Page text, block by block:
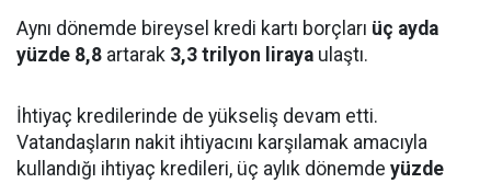
Aynı dönemde bireysel kredi kartı borçları üç ayda
yüzde 8,8 artarak 3,3 trilyon liraya ulaştı.
İhtiyaç kredilerinde de yükseliş devam etti.
Vatandaşların nakit ihtiyacını karşılamak amacıyla
kullandığı ihtiyaç kredileri, üç aylık dönemde yüzde